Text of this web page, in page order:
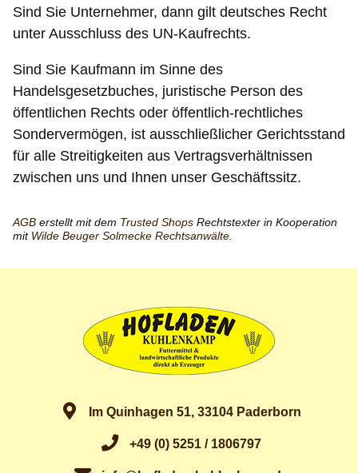
Sind Sie Unternehmer, dann gilt deutsches Recht
unter Ausschluss des UN-Kaufrechts.
Sind Sie Kaufmann im Sinne des
Handelsgesetzbuches, juristische Person des
öffentlichen Rechts oder öffentlich-rechtliches
Sondervermögen, ist ausschließlicher Gerichtsstand
für alle Streitigkeiten aus Vertragsverhältnissen
zwischen uns und Ihnen unser Geschäftssitz.
AGB erstellt mit dem Trusted Shops Rechtstexter in Kooperation
mit Wilde Beuger Solmecke Rechtsanwälte.
Im Quinhagen 51, 33104 Paderborn
+49 (0) 5251 / 1806797